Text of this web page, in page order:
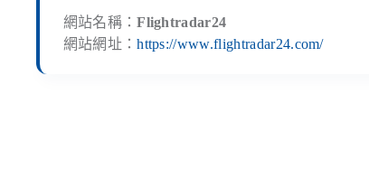
網站名稱：Flightradar24
網站網址：https://www.flightradar24.com/